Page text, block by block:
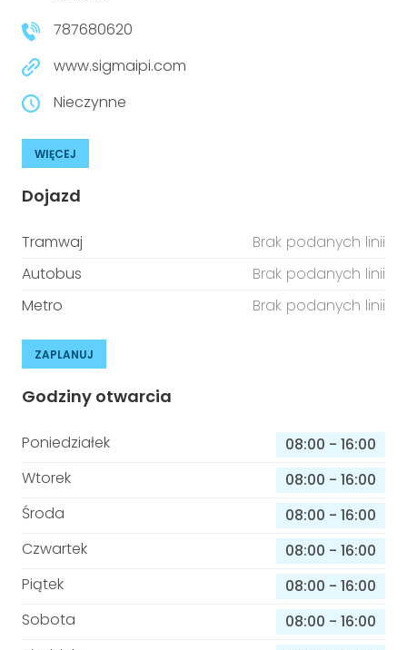
787680620
www.sigmaipi.com
Nieczynne
WIĘCEJ
Dojazd
Tramwaj
Brak podanych linii
Autobus
Brak podanych linii
Metro
Brak podanych linii
ZAPLANUJ
Godziny otwarcia
Poniedziałek 08:00 - 16:00
Wtorek
08:00 - 16:00
Środa
08:00 - 16:00
Czwartek
08:00 - 16:00
Piątek
08:00 - 16:00
Sobota
08:00 - 16:00